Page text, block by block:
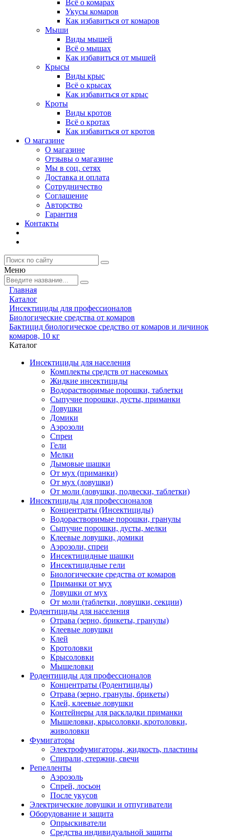
Всё о комарах
Укусы комаров
Как избавиться от комаров
Мыши
Виды мышей
Всё о мышах
Как избавиться от мышей
Крысы
Виды крыс
Всё о крысах
Как избавиться от крыс
Кроты
Виды кротов
Всё о кротах
Как избавиться от кротов
О магазине
О магазине
Отзывы о магазине
Мы в соц. сетях
Доставка и оплата
Сотрудничество
Соглашение
Авторство
Гарантия
Контакты
Меню
Главная
Каталог
Инсектициды для профессионалов
Биологические средства от комаров
Бактицид биологическое средство от комаров и личинок
комаров, 10 кг
Каталог
Инсектициды для населения
Комплекты средств от насекомых
Жидкие инсектициды
Водорастворимые порошки, таблетки
Сыпучие порошки, дусты, приманки
Ловушки
Домики
Аэрозоли
Спреи
Гели
Мелки
Дымовые шашки
От мух (приманки)
От мух (ловушки)
От моли (ловушки, подвески, таблетки)
Инсектициды для профессионалов
Концентраты (Инсектициды)
Водорастворимые порошки, гранулы
Сыпучие порошки, дусты, мелки
Клеевые ловушки, домики
Аэрозоли, спреи
Инсектицидные шашки
Инсектицидные гели
Биологические средства от комаров
Приманки от мух
Ловушки от мух
От моли (таблетки, ловушки, секции)
Родентициды для населения
Отрава (зерно, брикеты, гранулы)
Клеевые ловушки
Клей
Кротоловки
Крысоловки
Мышеловки
Родентициды для профессионалов
Концентраты (Родентициды)
Отрава (зерно, гранулы, брикеты)
Клей, клеевые ловушки
Контейнеры для раскладки приманки
Мышеловки, крысоловки, кротоловки,
живоловки
Фумигаторы
Электрофумигаторы, жидкость, пластины
Спирали, стержни, свечи
Репелленты
Аэрозоль
Спрей, лосьон
После укусов
Электрические ловушки и отпугиватели
Оборудование и защита
Опрыскиватели
Средства индивидуальной защиты